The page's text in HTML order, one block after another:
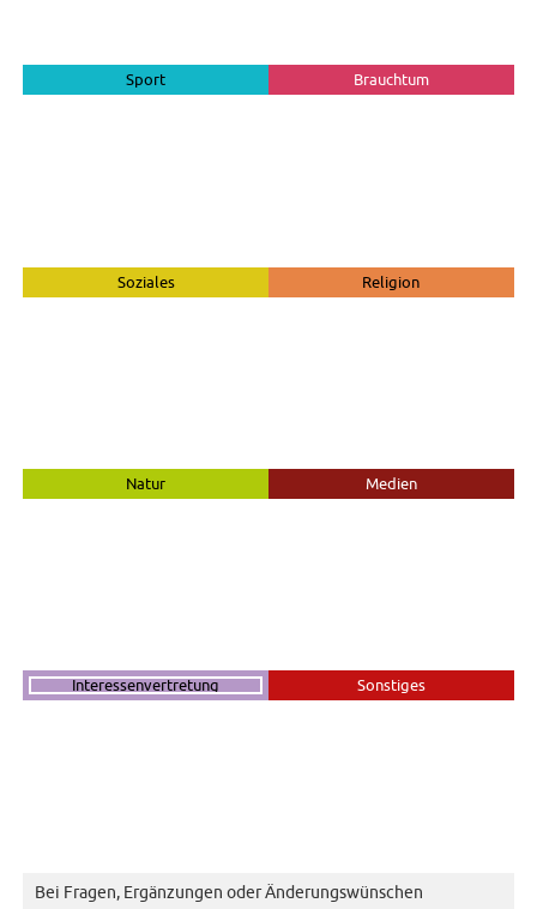
Sport Brauchtum
Soziales Religion
Natur Medien
Interessenvertretung Sonstiges
Bei Fragen, Ergänzungen oder Änderungswünschen